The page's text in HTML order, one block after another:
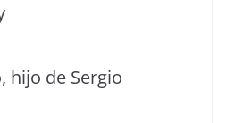
hijo de Sergio